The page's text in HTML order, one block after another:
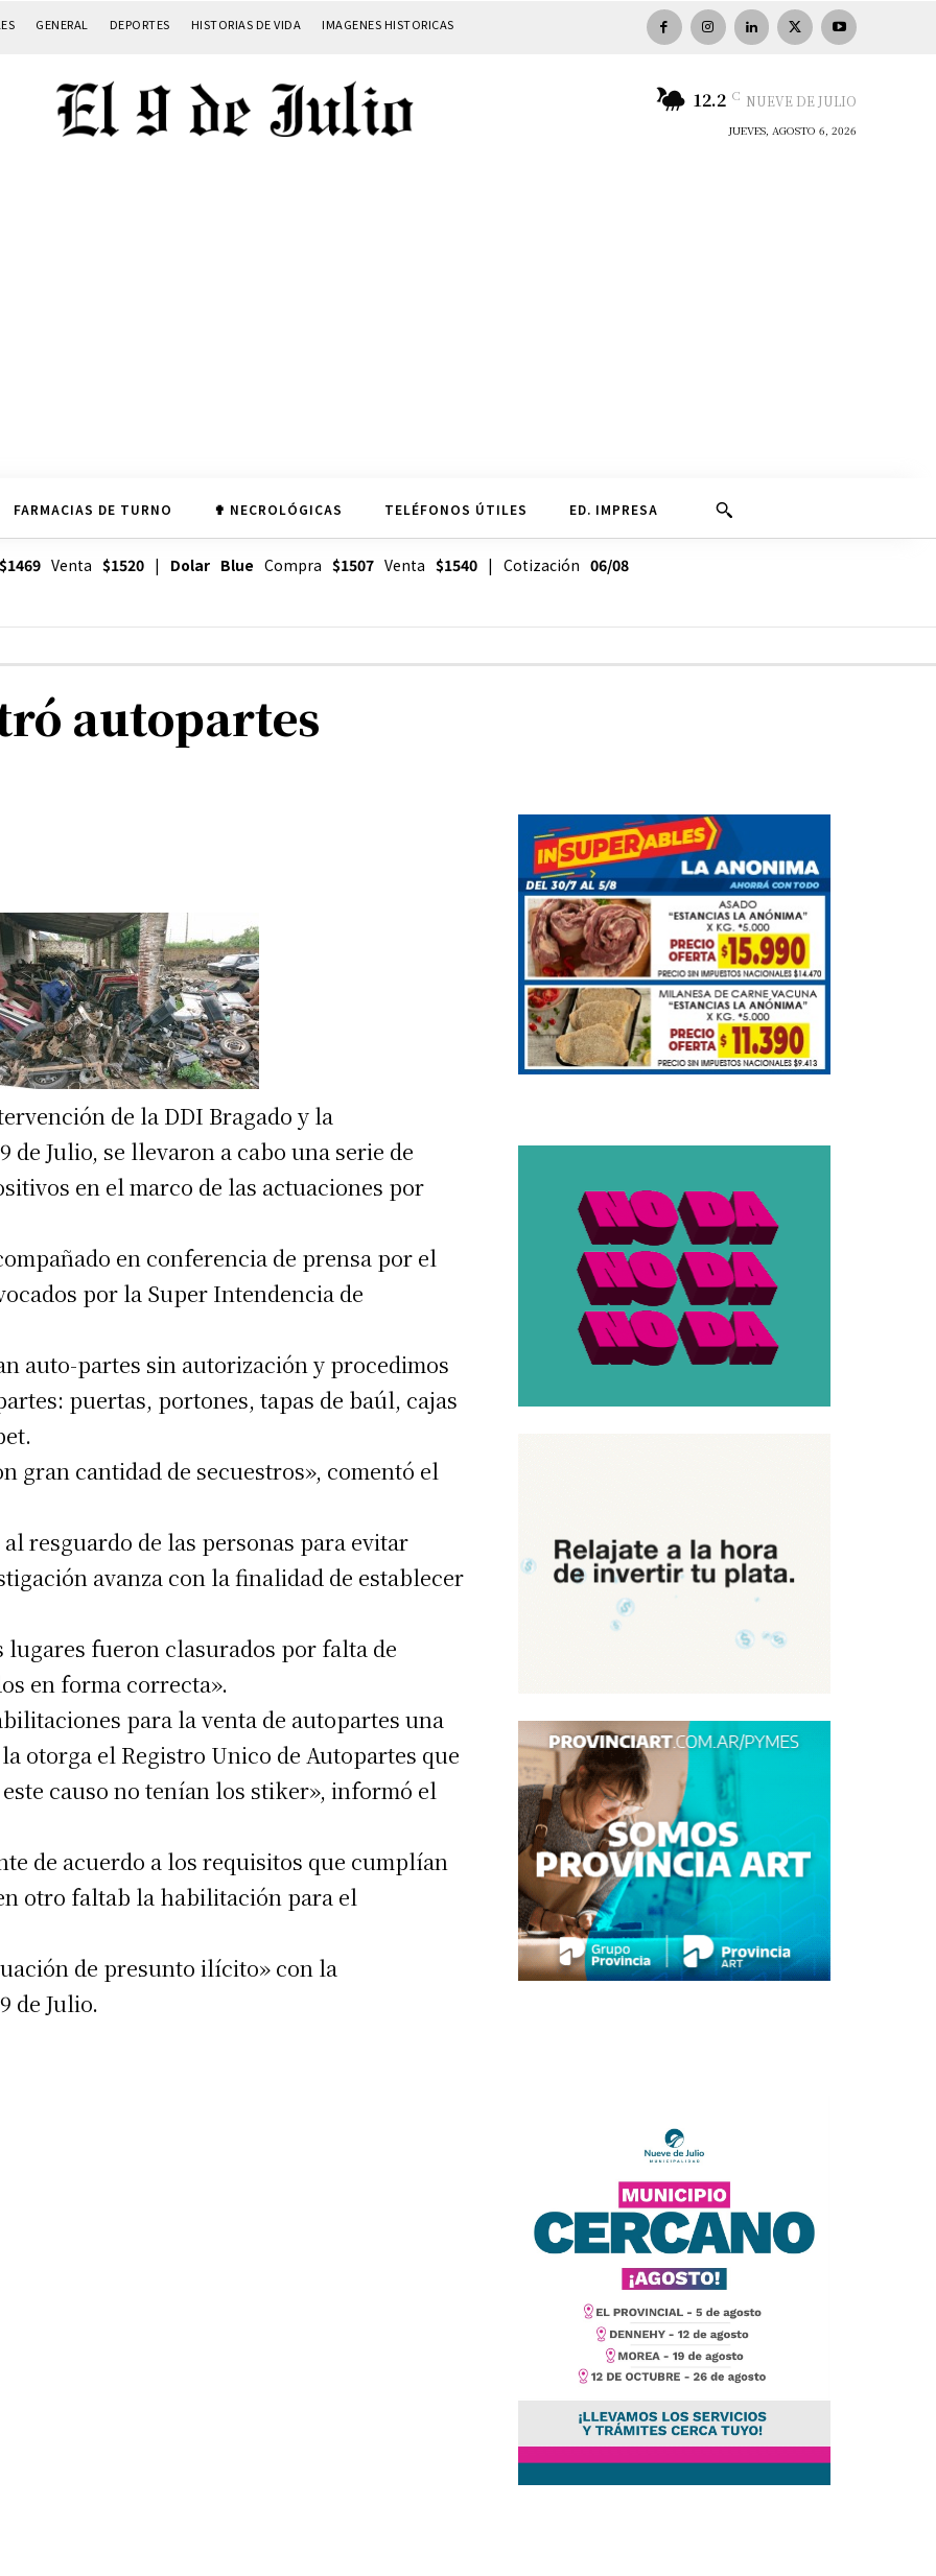
GENERAL DEPORTES HISTORIAS DE VIDA IMAGENES HISTORICAS
12.2 C NUEVE DE JULIO
JUEVES, AGOSTO 6, 2026
FARMACIAS DE TURNO ✟ NECROLÓGICAS TELÉFONOS ÚTILES ED. IMPRESA
$1469Venta $1520| Dolar Blue Compra $1507Venta $1540| Cotización 06/08
autopartes
de la DDI Bragado y la
Julio, se llevaron a cabo una serie de
en el marco de las actuaciones por
en conferencia de prensa por el
por la Super Intendencia de
auto-partes sin autorización y procedimos
puertas, portones, tapas de baúl, cajas
gran cantidad de secuestros», comentó el
resguardo de las personas para evitar
avanza con la finalidad de establecer
lugares fueron clasurados por falta de
en forma correcta».
para la venta de autopartes una
otorga el Registro Unico de Autopartes que
causo no tenían los stiker», informó el
de acuerdo a los requisitos que cumplían
otro faltab la habilitación para el
de presunto ilícito» con la
de Julio.